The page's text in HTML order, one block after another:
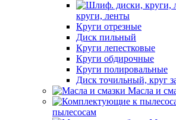
круги, ленты
Круги отрезные
Диск пильный
Круги лепестковые
Круги обдирочные
Круги полировальные
Диск точильный, круг
Масла и
пылесосам